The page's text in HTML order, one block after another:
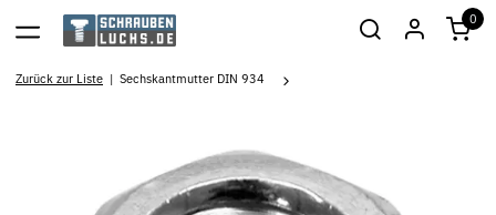
0
Zurück zur Liste Sechskantmutter DIN 934